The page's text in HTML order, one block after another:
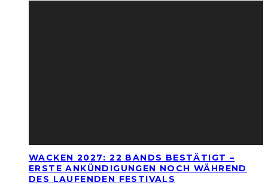
WACKEN 2027: 22 BANDS BESTÄTIGT –
ERSTE ANKÜNDIGUNGEN NOCH WÄHREND
DES LAUFENDEN FESTIVALS